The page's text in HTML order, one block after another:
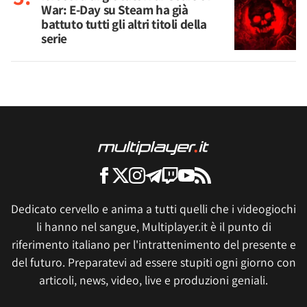
War: E-Day su Steam ha già
battuto tutti gli altri titoli della
serie
Dedicato cervello e anima a tutti quelli che i videogiochi
li hanno nel sangue, Multiplayer.it è il punto di
riferimento italiano per l'intrattenimento del presente e
del futuro. Preparatevi ad essere stupiti ogni giorno con
articoli, news, video, live e produzioni geniali.